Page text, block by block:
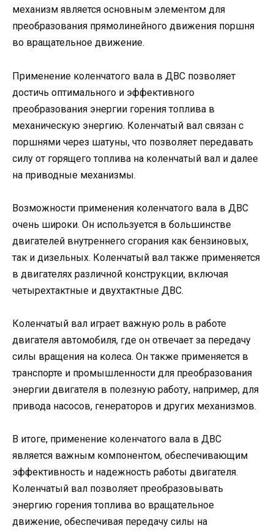
механизм является основным элементом для
преобразования прямолинейного движения поршня
во вращательное движение.
Применение коленчатого вала в ДВС позволяет
достичь оптимального и эффективного
преобразования энергии горения топлива в
механическую энергию. Коленчатый вал связан с
поршнями через шатуны, что позволяет передавать
силу от горящего топлива на коленчатый вал и далее
на приводные механизмы.
Возможности применения коленчатого вала в ДВС
очень широки. Он используется в большинстве
двигателей внутреннего сгорания как бензиновых,
так и дизельных. Коленчатый вал также применяется
в двигателях различной конструкции, включая
четырехтактные и двухтактные ДВС.
Коленчатый вал играет важную роль в работе
двигателя автомобиля, где он отвечает за передачу
силы вращения на колеса. Он также применяется в
транспорте и промышленности для преобразования
энергии двигателя в полезную работу, например, для
привода насосов, генераторов и других механизмов.
В итоге, применение коленчатого вала в ДВС
является важным компонентом, обеспечивающим
эффективность и надежность работы двигателя.
Коленчатый вал позволяет преобразовывать
энергию горения топлива во вращательное
движение, обеспечивая передачу силы на